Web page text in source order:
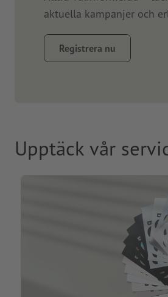
aktuella kampanjer och
Registrera nu
Upptäck vår